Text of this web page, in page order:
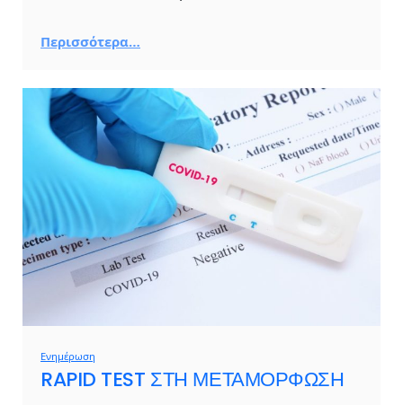
Περισσότερα…
Ενημέρωση
RAPID TEST ΣΤΗ ΜΕΤΑΜΟΡΦΩΣΗ